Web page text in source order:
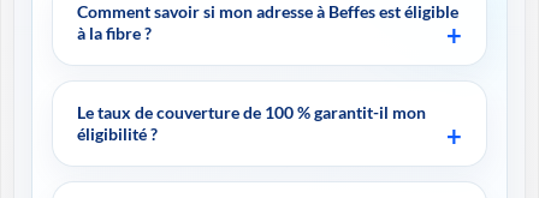
Comment savoir si mon adresse à Beffes est éligible
à la fibre ?
Le taux de couverture de 100 % garantit-il mon
éligibilité ?